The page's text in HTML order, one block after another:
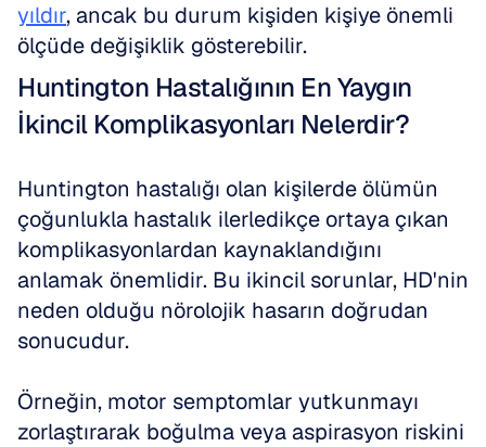
yıldır, ancak bu durum kişiden kişiye önemli
ölçüde değişiklik gösterebilir.
Huntington Hastalığının En Yaygın
İkincil Komplikasyonları Nelerdir?
Huntington hastalığı olan kişilerde ölümün
çoğunlukla hastalık ilerledikçe ortaya çıkan
komplikasyonlardan kaynaklandığını
anlamak önemlidir. Bu ikincil sorunlar, HD'nin
neden olduğu nörolojik hasarın doğrudan
sonucudur.
Örneğin, motor semptomlar yutkunmayı
zorlaştırarak boğulma veya aspirasyon riskini